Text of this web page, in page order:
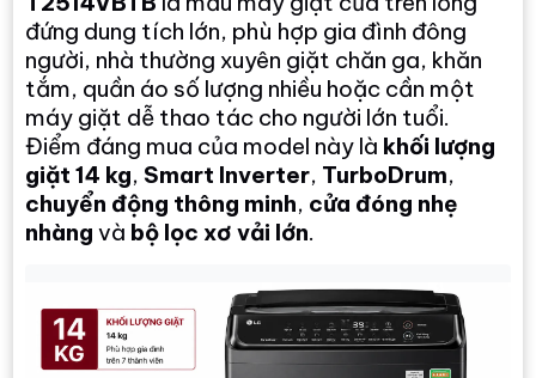
đứng dung tích lớn, phù hợp gia đình đông
người, nhà thường xuyên giặt chăn ga, khăn
tắm, quần áo số lượng nhiều hoặc cần một
máy giặt dễ thao tác cho người lớn tuổi.
Điểm đáng mua của model này là khối lượng
giặt 14 kg, Smart Inverter, TurboDrum,
chuyển động thông minh, cửa đóng nhẹ
nhàng và bộ lọc xơ vải lớn.